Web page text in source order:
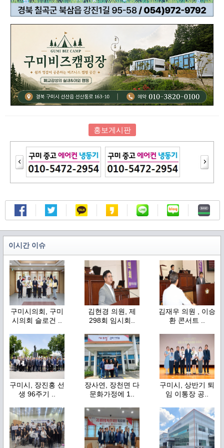
홍보게시판
이시간 이슈
구미시의회, 구미
시의회 슬로건 ..
김현경 의원, 제
298회 임시회..
김재우 의원 , 이승
환 콘서트 ..
구미시, 장진홍 선
생 96주기 ..
장사연, 장천면 다
문화가정에 1..
구미시, 상반기 퇴
임 이통장 공..